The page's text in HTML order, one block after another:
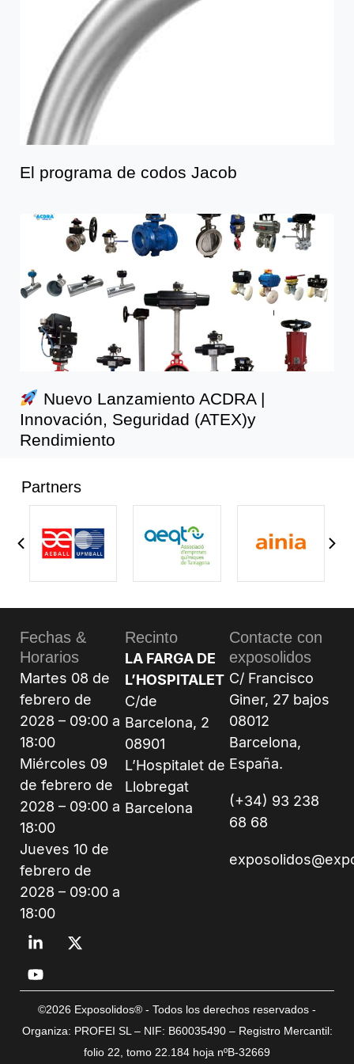
El programa de codos Jacob
Nuevo Lanzamiento ACDRA |
Innovación, Seguridad (ATEX)y
Rendimiento
Partners
Fechas &
Horarios
Martes 08 de
febrero de
2028 – 09:00 a
18:00
Miércoles 09
de febrero de
2028 – 09:00 a
18:00
Jueves 10 de
febrero de
2028 – 09:00 a
18:00
Recinto
LA FARGA DE
L’HOSPITALET
C/de
Barcelona, 2
08901
L’Hospitalet de
Llobregat
Barcelona
Contacte con
exposolidos
C/ Francisco
Giner, 27 bajos
08012
Barcelona,
España.
(+34) 93 238
68 68
©2026 Exposolidos® - Todos los derechos reservados -
Organiza: PROFEI SL – NIF: B60035490 – Registro Mercantil:
folio 22, tomo 22.184 hoja nºB-32669